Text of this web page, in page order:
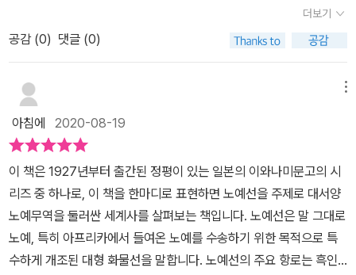
는 방식으로 이동해 간 모습들은 노예와 노예무역이 필요할 수밖에
없었던 당시 유럽 국가들의 경제활동을 주시했던 트리니다드 출신의
역사가이자 정치가, 에릭 윌리엄스의 글을 통해서 더욱 실감 있게 전
달된다. 긴 세월 동안 미지의 환경에서 살아갈 수밖에 없었던 흑인들
은 점차 서머싯 사건을 쟁점으로 법정 공방전으로 이어지고 곧이어
아이티의 노예 반란과 다른 나라들의 노예 반란 현황, 유럽의 정세의
혼란한 기운과 맞물려 노예무역에 대한 폐지를 이루게 된다. 하지만
여전히 노예제 폐지에 대한 의견은 다시 긴 세월을 통해 서서히 이루
어짐으로써 오늘날 완전한 노예제 폐지를 법적으로 이루어 냈지만 저
자는 묻는다. 오늘날에도 노예제란 말은 없어졌지만 실제 각 나라에
는 여전히 노예로 살아가는 사람들이 있다는 상황을 어떻게 이해해야
할까? 과거의 노예 형태와는 다르게 채무 노예제, 계약 노예제, 자산
며 회의적인 감정이 들 것이다. 지금도 인종차별이 만연한 시대를 살
지만, 사람들은 노예제도를 너무 멀리서 찾으려고 하며, 역사책에서
보다 실감하며 살아가고 있다. 이를 우리 역사속에서, 혹은 세계사적
인 관점에서 봐도 무방하며, 중요한 것은 하지 말아야 하는 정당한 당
위성을 확보하며, 모든 이들이 관심을 갖고 공감하는 자세에 있다.​그
리고 노예들의 모습을 풍자한 다양한 그림이나 예술작품이 존재하는
데, 이 역시 서구적 관점에서 그들을 사람으로 보지 않은 경우도 존재
하며, 반대로 사실적으로 표현하며 그들이 겪었을 아픔에 공감한다는
메시지를 전하는 작품도 존재 할 것이다. 중요한 것은 해당 시기에 일
어났던 노예무역이나 제도에 대한 죄책감을 우리 모두가 갖고, 역사
벼렸을 경우 본인 인증 때 사용한다는 '가장 감명 깊게 읽은 책'에 어
김 없이 '로빈슨 크루소'를 적어놓았을 정도로. 그러나 이 책은 로빈슨
크루소의 앞뒤 이야기를 들려줌으로써 독자에게 엄청난 충격을 준다.
그때 당시 '프라이데이'라고 이름 지어준 흑인이 노예로 팔려가던 중
내기 위해 저자가 시작한 머리말은 로빈슨 크루소에 대한 인연과 환
상을 일시에 깨버리기에 충분했다.무려 1,000만 명에 이르는 희생자
를 냈다는 노예무역. 국경을 초월한 역사학자들의 노력으로 그 전모
가 드러난다. TV나 영화를 통해 어느 정도 표현됐지만 ‘이동 감옥’ 노
예선에서 그들은 어떤 처지에 놓여 있었을까. 노예무역과 노예제도에
맞서 일어난 이들은 누구일까. 어둠에 갇힌 노예선 바닥에서 다시 한
번 근대를 돌이켜본다.'노예'라 하면 으레 '흑인'이 떠오른다. 가장 많
더보기
공감 (0) 댓글 (0)
아침에 2020-08-19
이 책은 1927년부터 출간된 정평이 있는 일본의 이와나미문고의 시
리즈 중 하나로, 이 책을 한마디로 표현하면 노예선을 주제로 대서양
노예무역을 둘러싼 세계사를 살펴보는 책입니다. 노예선은 말 그대로
노예, 특히 아프리카에서 들여온 노예를 수송하기 위한 목적으로 특
수하게 개조된 대형 화물선을 말합니다. 노예선의 주요 항로는 흑인